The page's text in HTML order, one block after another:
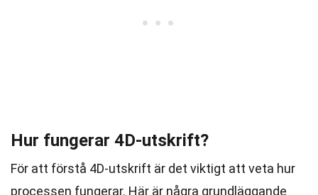
Hur fungerar 4D-utskrift?
För att förstå 4D-utskrift är det viktigt att veta hur
processen fungerar. Här är några grundläggande